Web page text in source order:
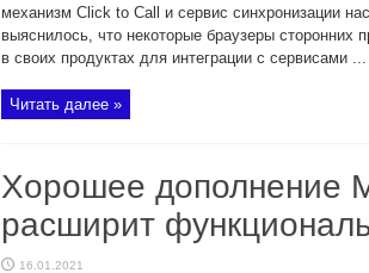
механизм Click to Call и сервис синхронизации
выяснилось, что некоторые браузеры сторонних
в своих продуктах для интеграции с сервисами ...
Читать далее »
Хорошее дополнение
расширит
16.01.2021